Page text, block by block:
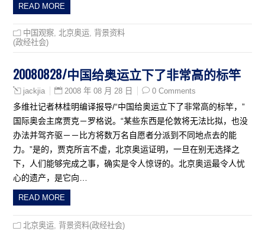
READ MORE
中国观察 北京奥运 背景资料
(政经社会)
20080828/中国给奥运立下了非常高的标竿
jackjia 2008 年 08 月 28 日 0 Comments
多维社记者林桂明编译报导/“中国给奥运立下了非常高的标竿，”
国际奥会主席贾克－罗格说。“某些东西是伦敦将无法比拟，也没
办法并驾齐驱－－比方将数万名自愿者分派到不同地点去的能
力。”是的，贾克所言不虚，北京奥运证明，一旦在别无选择之
下，人们能够完成之事，确实是令人惊讶的。北京奥运最令人忧
心的遗产，是它向…
READ MORE
北京奥运 背景资料(政经社会)